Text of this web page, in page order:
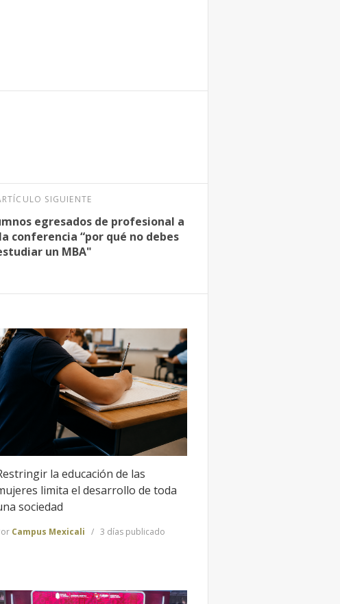
SIGUIENTE
egresados de profesional a
conferencia “por qué no debes
un MBA"
la educación de las
limita el desarrollo de toda
sociedad
Campus Mexicali 3 días publicado